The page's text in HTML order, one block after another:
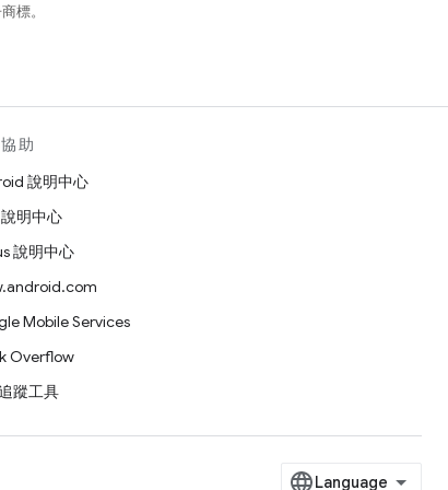
標。
助
說明中心
明中心
說明中心
Mobile Services
Overflow
蹤工具